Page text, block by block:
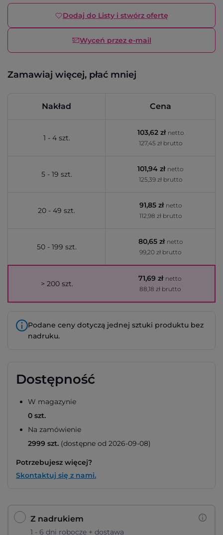
Dodaj do Listy i stwórz ofertę
Wyceń przez e-mail
Zamawiaj więcej, płać mniej
Nakład Cena
1 - 4 szt.
103,62 zł netto
127,45 zł brutto
5 - 19 szt.
101,94 zł netto
125,39 zł brutto
20 - 49 szt.
91,85 zł netto
112,98 zł brutto
50 - 199 szt.
80,65 zł netto
99,20 zł brutto
> 200 szt.
71,69 zł netto
88,18 zł brutto
Podane ceny dotyczą jednej sztuki produktu bez
nadruku.
Dostępność
W magazynie
0 szt.
Na zamówienie
2999 szt. (dostępne od 2026-09-08)
Potrzebujesz więcej?
Skontaktuj się z nami.
Z nadrukiem
1 - 6 dni robocze + dostawa